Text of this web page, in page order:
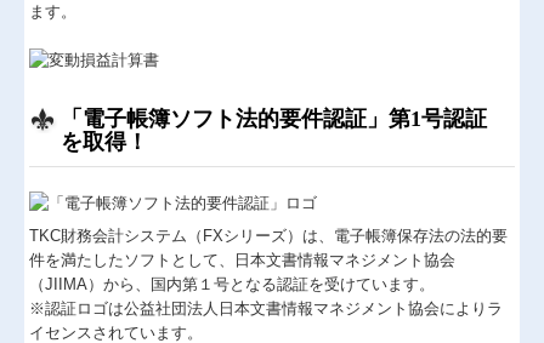
ます。
「電子帳簿ソフト法的要件認証」第1号認証
を取得！
TKC財務会計システム（FXシリーズ） は、電子帳簿保存法の法的要
件を満たしたソフトとして、日本文書情報マネジメント協会
（JIIMA）から、国内第１号となる認証を受けています。
※認証ロゴは公益社団法人日本文書情報マネジメント協会によりラ
イセンスされています。